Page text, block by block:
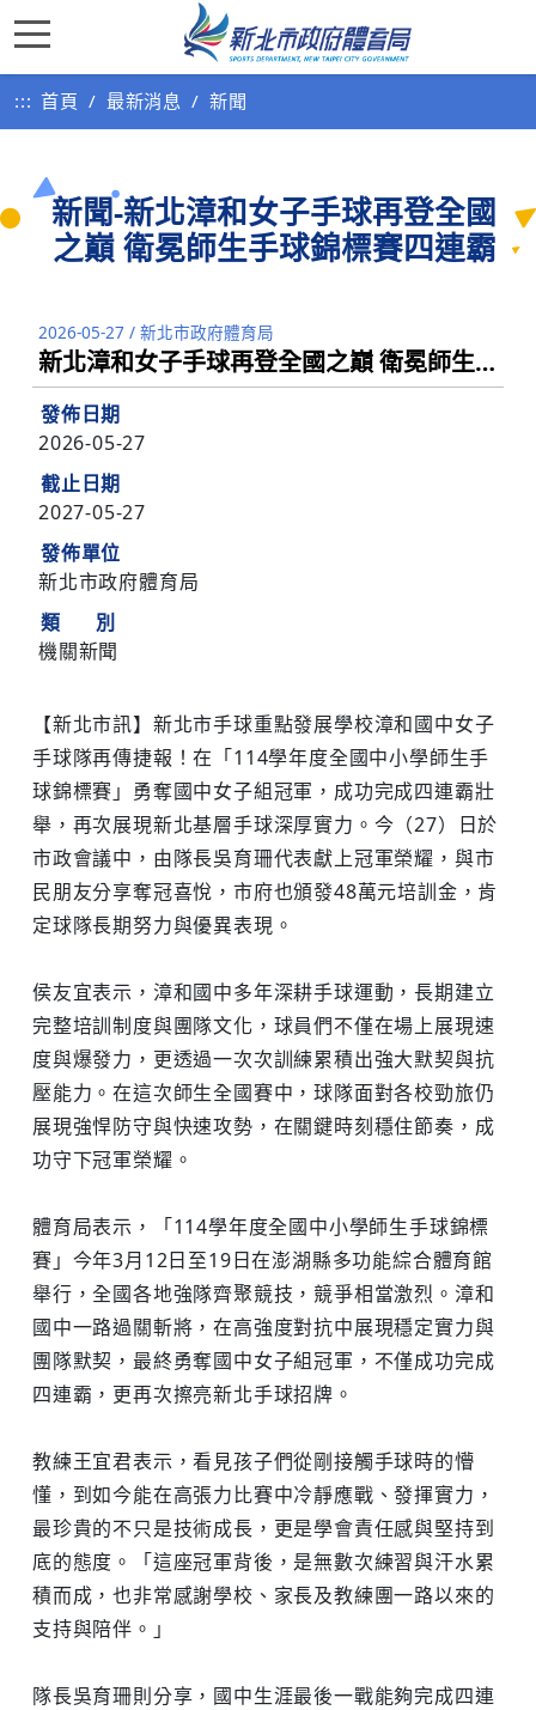
::: 首頁 最新消息 新聞
新聞-新北漳和女子手球再登全國
之巔 衛冕師生手球錦標賽四連霸
2026-05-27 / 新北市政府體育局
新北漳和女子手球再登全國之巔 衛冕師生手球錦標賽四連霸
發佈日期
2026-05-27
截止日期
2027-05-27
發佈單位
新北市政府體育局
類 別
機關新聞
【新北市訊】新北市手球重點發展學校漳和國中女子
手球隊再傳捷報！在「114學年度全國中小學師生手
球錦標賽」勇奪國中女子組冠軍，成功完成四連霸壯
舉，再次展現新北基層手球深厚實力。今（27）日於
市政會議中，由隊長吳育珊代表獻上冠軍榮耀，與市
民朋友分享奪冠喜悅，市府也頒發48萬元培訓金，肯
定球隊長期努力與優異表現。
侯友宜表示，漳和國中多年深耕手球運動，長期建立
完整培訓制度與團隊文化，球員們不僅在場上展現速
度與爆發力，更透過一次次訓練累積出強大默契與抗
壓能力。在這次師生全國賽中，球隊面對各校勁旅仍
展現強悍防守與快速攻勢，在關鍵時刻穩住節奏，成
功守下冠軍榮耀。
體育局表示，「114學年度全國中小學師生手球錦標
賽」今年3月12日至19日在澎湖縣多功能綜合體育館
舉行，全國各地強隊齊聚競技，競爭相當激烈。漳和
國中一路過關斬將，在高強度對抗中展現穩定實力與
團隊默契，最終勇奪國中女子組冠軍，不僅成功完成
四連霸，更再次擦亮新北手球招牌。
教練王宜君表示，看見孩子們從剛接觸手球時的懵
懂，到如今能在高張力比賽中冷靜應戰、發揮實力，
最珍貴的不只是技術成長，更是學會責任感與堅持到
底的態度。「這座冠軍背後，是無數次練習與汗水累
積而成，也非常感謝學校、家長及教練團一路以來的
支持與陪伴。」
隊長吳育珊則分享，國中生涯最後一戰能夠完成四連